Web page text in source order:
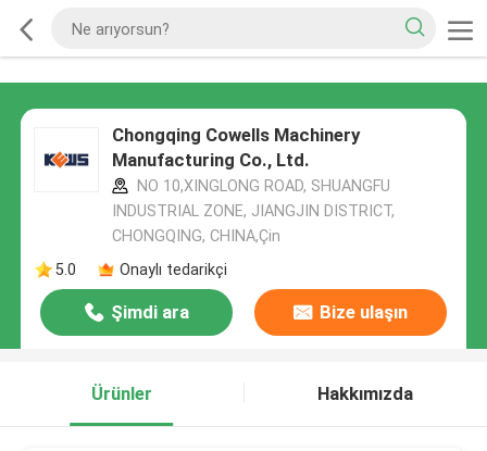
Chongqing Cowells Machinery
Manufacturing Co., Ltd.
NO 10,XINGLONG ROAD, SHUANGFU
INDUSTRIAL ZONE, JIANGJIN DISTRICT,
CHONGQING, CHINA,Çin
5.0
Onaylı tedarikçi
Şimdi ara Bize ulaşın
Ürünler Hakkımızda